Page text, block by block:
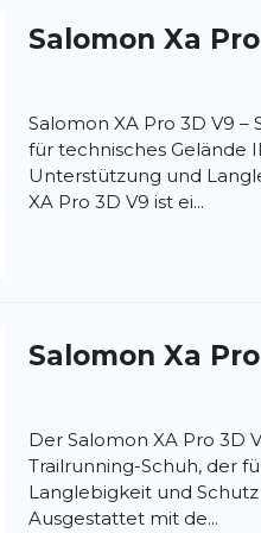
SalomonXa
Salomon XA Pro 3D V9 –
für technisches Gelände
Unterstützung und
XA Pro 3D V9 ist ei...
SalomonXa
Der Salomon XA Pro 3D
Trailrunning-Schuh, der
Langlebigkeit und
Ausgestattet mit de...